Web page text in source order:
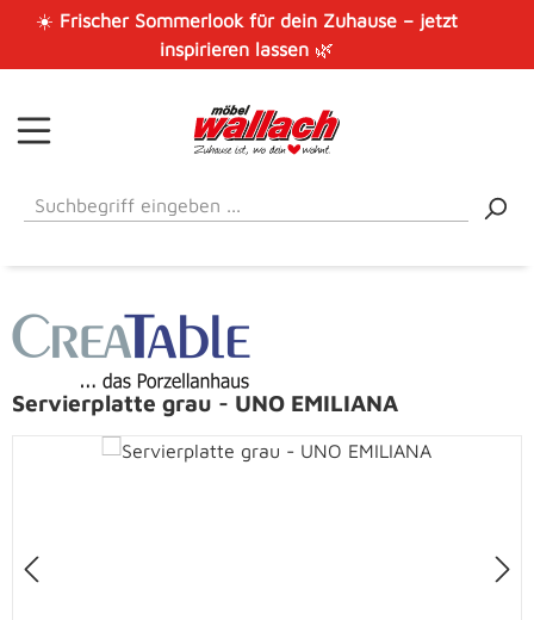
Zum Hauptinhalt springen
☀️ Frischer Sommerlook für dein Zuhause – jetzt
inspirieren lassen🌿
Bildergalerie überspringen
Servierplatte grau - UNO EMILIANA